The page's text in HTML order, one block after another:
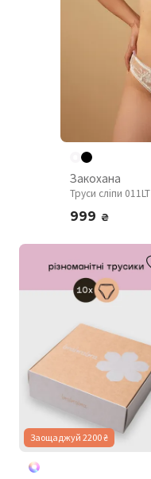
Закохана
Труси сліпи 011LT
999 ₴
Заощаджуй 2200 ₴